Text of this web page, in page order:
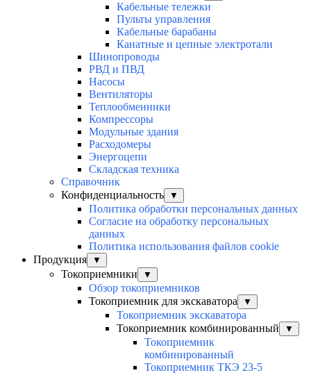
Кабельные тележки
Пульты управления
Кабельные барабаны
Канатные и цепные электротали
Шинопроводы
РВД и ПВД
Насосы
Вентиляторы
Теплообменники
Компрессоры
Модульные здания
Расходомеры
Энергоцепи
Складская техника
Справочник
Конфиденциальность
▼
Политика обработки персональных данных
Согласие на обработку персональных
данных
Политика использования файлов cookie
Продукция
▼
Токоприемники ▼
Обзор токоприемников
Токоприемник для экскаватора
▼
Токоприемник экскаватора
Токоприемник комбинированный
▼
Токоприемник
комбинированный
Токоприемник ТКЭ 23-5